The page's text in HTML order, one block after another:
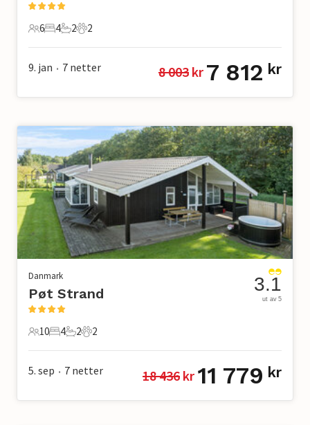
6 Gjester
6
4 Soverom
4
2 Bad
2
2 Kjæledyr
2
9. jan • 7 netter 8 003 kr 7 812 kr
Danmark
Pøt Strand
10 Gjester
10
4 Soverom
4
2 Bad
2
2 Kjæledyr
2
3.1
ut av 5
5. sep • 7 netter 18 436 kr 11 779 kr